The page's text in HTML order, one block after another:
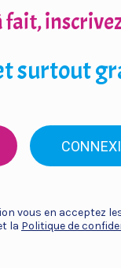
fait,
surtout
vous en acceptez
la Politique de